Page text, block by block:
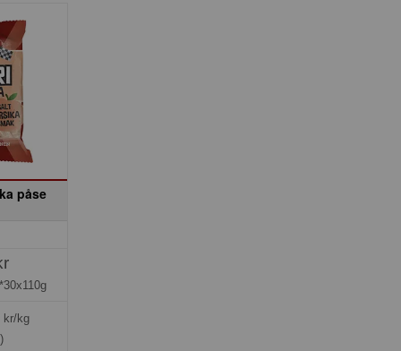
påse
kr/kg